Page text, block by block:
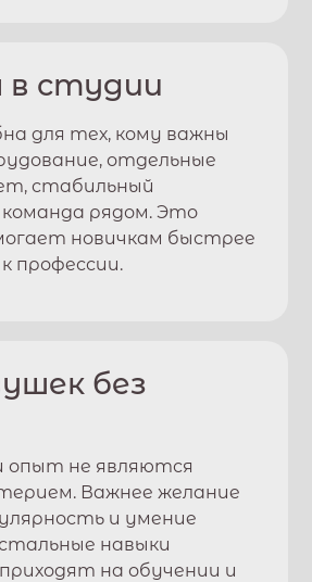
студии
для тех, кому важны
отдельные
стабильный
рядом. Это
новичкам быстрее
профессии.
без
опыт не являются
Важнее желание
и умение
навыки
на обучении и